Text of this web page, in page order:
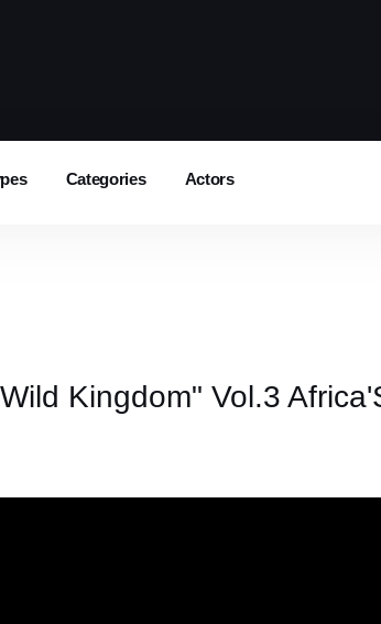
Categories Actors
Kingdom" Vol.3